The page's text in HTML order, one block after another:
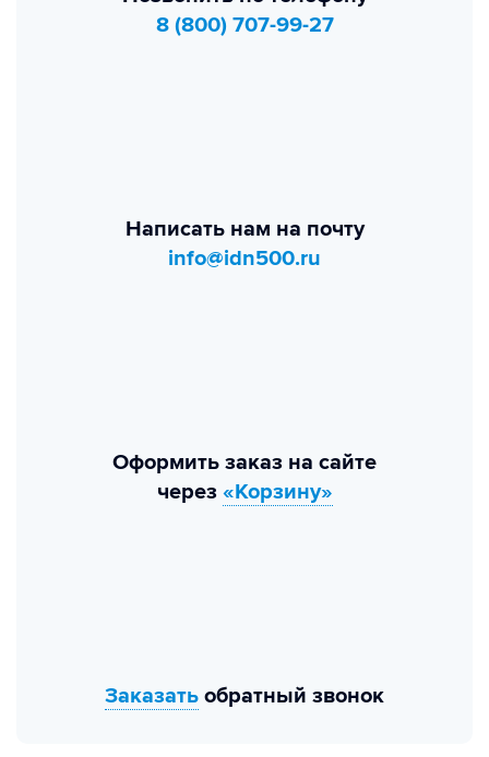
8 (800) 707-99-27
Написать нам на почту
info@idn500.ru
Оформить заказ на сайте
через «Корзину»
Заказать обратный звонок